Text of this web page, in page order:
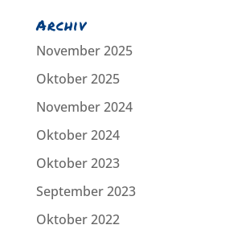
Archiv
November 2025
Oktober 2025
November 2024
Oktober 2024
Oktober 2023
September 2023
Oktober 2022